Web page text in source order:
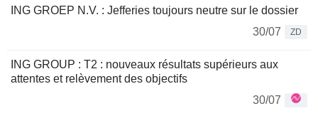
ING GROEP N.V. : Jefferies toujours neutre sur le dossier
30/07
ZD
ING GROUP : T2 : nouveaux résultats supérieurs aux
attentes et relèvement des objectifs
30/07